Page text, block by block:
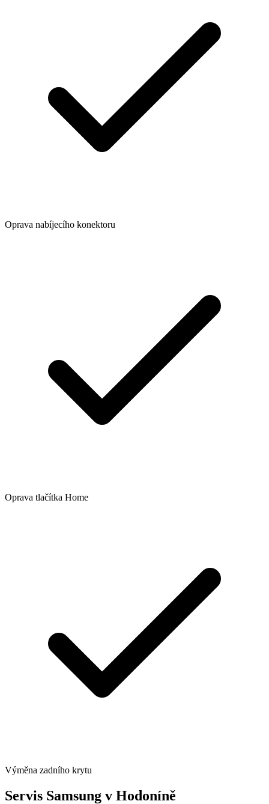
Oprava nabíjecího konektoru
Oprava tlačítka Home
Výměna zadního krytu
Servis Samsung v Hodoníně